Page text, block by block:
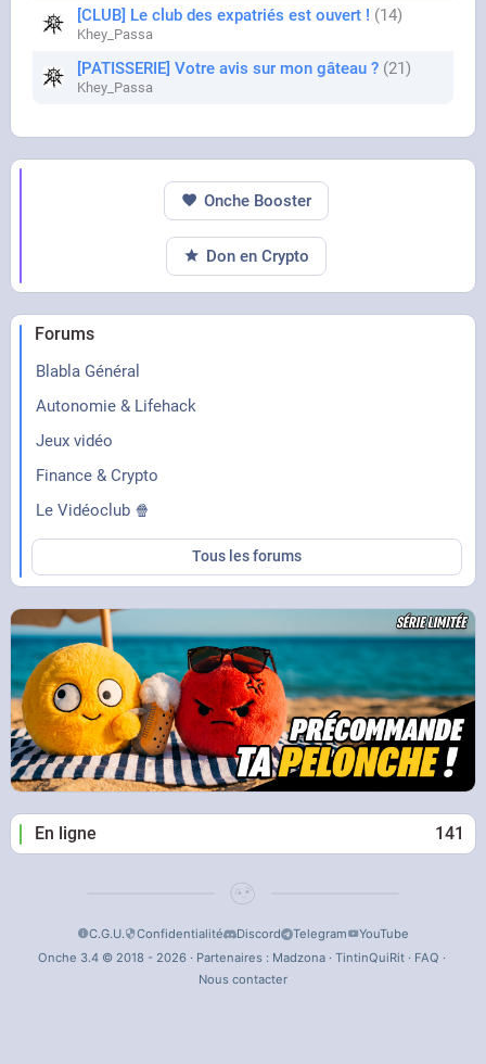
[CLUB] Le club des expatriés est ouvert ! 14
Khey_Passa
[PATISSERIE] Votre avis sur mon gâteau ? 21
Khey_Passa
Forums
Blabla Général
Autonomie & Lifehack
Jeux vidéo
Finance & Crypto
Le Vidéoclub 🍿
Tous les forums
En ligne 141
Onche Booster
Don en Crypto
C.G.U. Confidentialité Discord Telegram
YouTube
Onche 3.4 © 2018 - 2026 · Partenaires : Madzona· TintinQuiRit· FAQ ·
Nous contacter